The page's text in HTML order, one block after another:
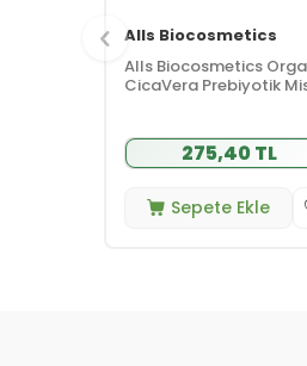
Alls Biocosmetics
Alls Biocosmetics
CicaVera Prebiyotik
275,40 TL
Sepete Ekle